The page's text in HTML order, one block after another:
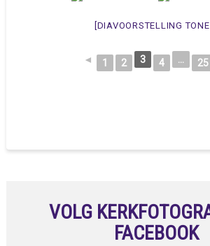
[DIAVOORSTELLING
◄ 1 2 3 4 ... 25
VOLG
FACEBOOK